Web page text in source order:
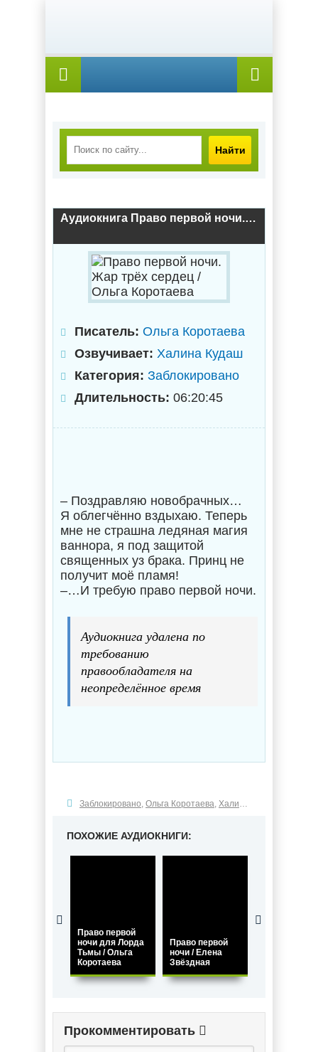
Найти
Аудиокнига Право первой ночи. Жар трёх сердец / Ольга Коротаева
Писатель: Ольга Коротаева
Озвучивает: Халина Кудаш
Категория: Заблокировано
Длительность: 06:20:45
– Поздравляю новобрачных…
Я облегчённо вздыхаю. Теперь
мне не страшна ледяная магия
ваннора, я под защитой
священных уз брака. Принц не
получит моё пламя!
–…И требую право первой ночи.
Аудиокнига удалена по
требованию
правообладателя на
неопределённое время
Заблокировано, Ольга Коротаева, Халина Кудаш
ПОХОЖИЕ АУДИОКНИГИ:
Право первой
ночи для Лорда
Тьмы / Ольга
Коротаева
Право первой
ночи / Елена
Звёздная
Прокомментировать